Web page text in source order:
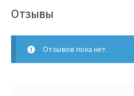
Отзывы
Отзывов пока нет.